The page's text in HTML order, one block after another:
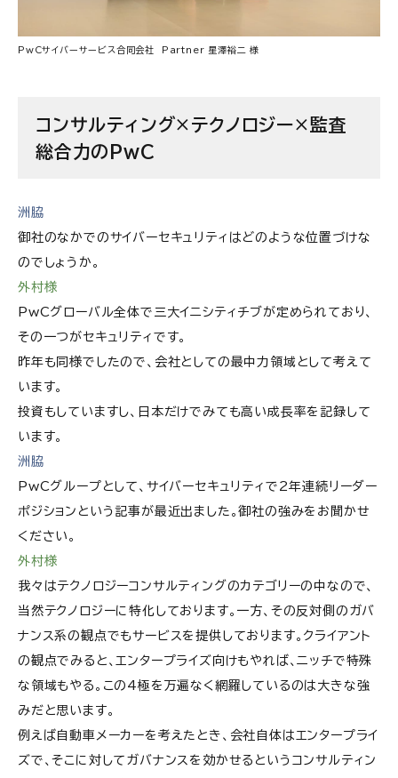
PwCサイバーサービス合同会社 Partner 星澤裕二 様
コンサルティング×テクノロジー×監査
総合力のPwC
洲脇
御社のなかでのサイバーセキュリティはどのような位置づけな
のでしょうか。
外村様
PwCグローバル全体で三大イニシティチブが定められており、
その一つがセキュリティです。
昨年も同様でしたので、会社としての最中力領域として考えて
います。
投資もしていますし、日本だけでみても高い成長率を記録して
います。
洲脇
PwCグループとして、サイバーセキュリティで2年連続リーダー
ポジションという記事が最近出ました。御社の強みをお聞かせ
ください。
外村様
我々はテクノロジーコンサルティングのカテゴリーの中なので、
当然テクノロジーに特化しております。一方、その反対側のガバ
ナンス系の観点でもサービスを提供しております。クライアント
の観点でみると、エンタープライズ向けもやれば、ニッチで特殊
な領域もやる。この4極を万遍なく網羅しているのは大きな強
みだと思います。
例えば自動車メーカーを考えたとき、会社自体はエンタープライ
ズで、そこに対してガバナンスを効かせるというコンサルティン